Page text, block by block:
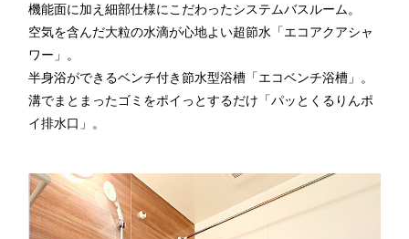
機能面に加え細部仕様にこだわったシステムバスルーム。
空気を含んだ大粒の水滴が心地よい超節水「エコアクアシャ
ワー」。
半身浴ができるベンチ付き節水型浴槽「エコベンチ浴槽」。
溝でまとまったゴミをポイっとするだけ「パッとくるりんポ
イ排水口」。